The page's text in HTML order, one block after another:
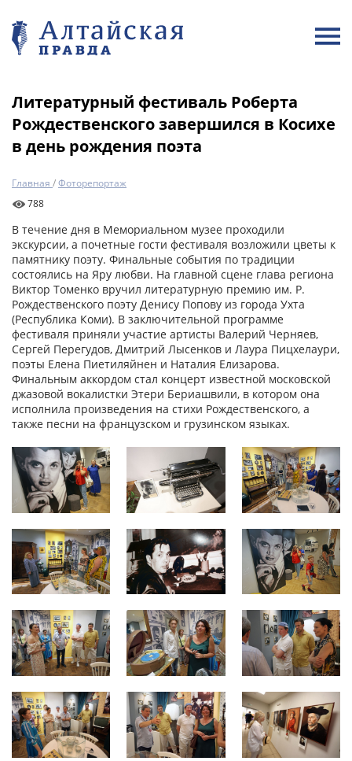
Литературный фестиваль Роберта
Рождественского завершился в Косихе
в день рождения поэта
Главная /Фоторепортаж
788
В течение дня в Мемориальном музее проходили
экскурсии, а почетные гости фестиваля возложили цветы к
памятнику поэту. Финальные события по традиции
состоялись на Яру любви. На главной сцене глава региона
Виктор Томенко вручил литературную премию им. Р.
Рождественского поэту Денису Попову из города Ухта
(Республика Коми). В заключительной программе
фестиваля приняли участие артисты Валерий Черняев,
Сергей Перегудов, Дмитрий Лысенков и Лаура Пицхелаури,
поэты Елена Пиетиляйнен и Наталия Елизарова.
Финальным аккордом стал концерт известной московской
джазовой вокалистки Этери Бериашвили, в котором она
исполнила произведения на стихи Рождественского, а
также песни на французском и грузинском языках.